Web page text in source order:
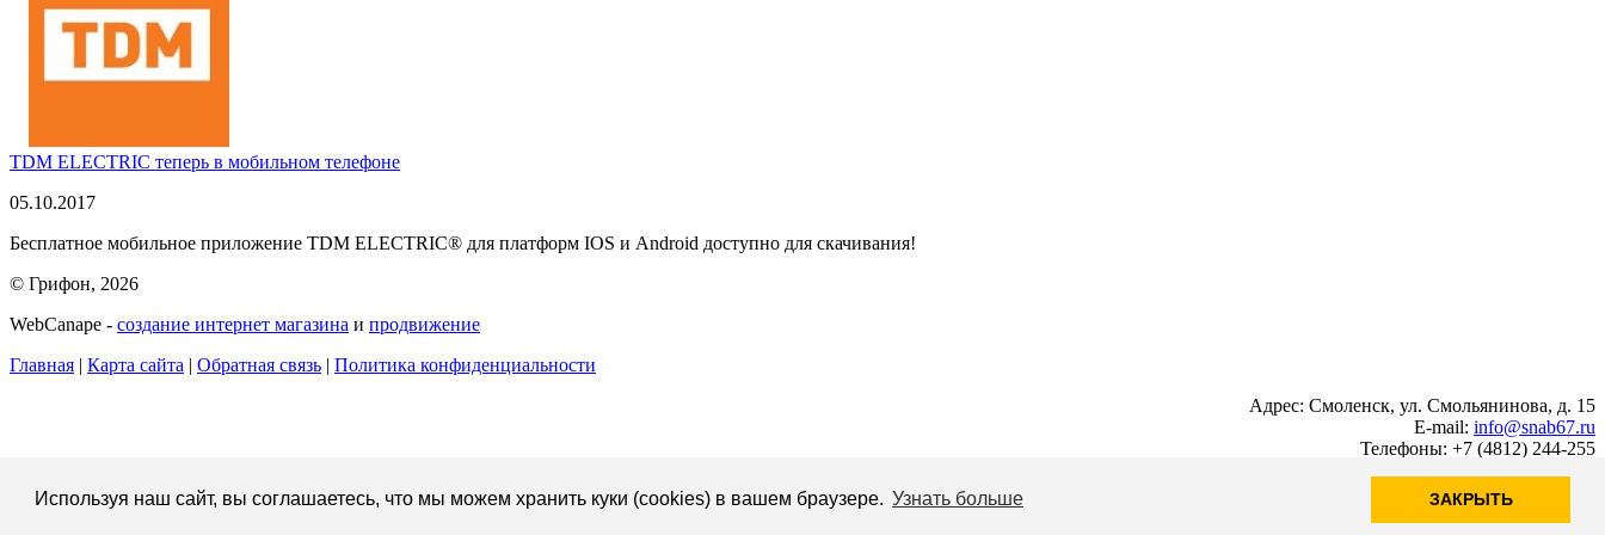
Используя наш сайт, вы соглашаетесь, что мы можем хранить куки (cookies) в вашем браузере. Узнать больше ЗАКРЫТЬ
TDM ELECTRIC теперь в мобильном телефоне
05.10.2017
Бесплатное мобильное приложение TDM ELECTRIC® для платформ IOS и Android доступно для скачивания!
© Грифон, 2026
WebCanape - создание интернет магазина и продвижение
Главная | Карта сайта | Обратная связь | Политика конфиденциальности
Адрес: Смоленск, ул. Смольянинова, д. 15
E-mail: info@snab67.ru
Телефоны: +7 (4812) 244-255